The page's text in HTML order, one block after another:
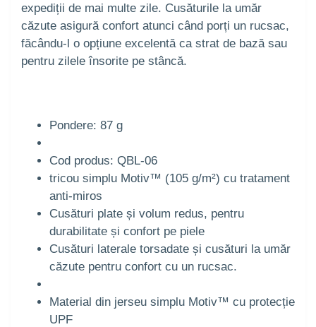
expediții de mai multe zile. Cusăturile la umăr
căzute asigură confort atunci când porți un rucsac,
făcându-l o opțiune excelentă ca strat de bază sau
pentru zilele însorite pe stâncă.
Pondere: 87 g
Cod produs: QBL-06
tricou simplu Motiv™ (105 g/m²) cu tratament
anti-miros
Cusături plate și volum redus, pentru
durabilitate și confort pe piele
Cusături laterale torsadate și cusături la umăr
căzute pentru confort cu un rucsac.
Material din jerseu simplu Motiv™ cu protecție
UPF